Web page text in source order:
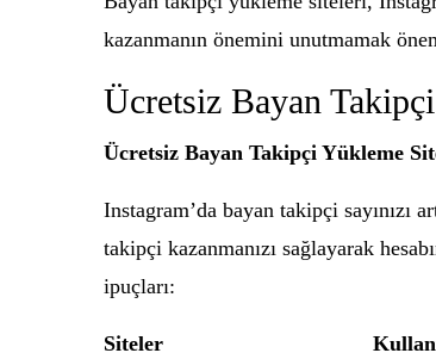
kazanmanın önemini unutmamak
Ücretsiz Bayan
Ücretsiz Bayan Takipçi Yükleme
Instagram’da bayan takipçi
takipçi kazanmanızı sağlayarak
ipuçları:
Siteler